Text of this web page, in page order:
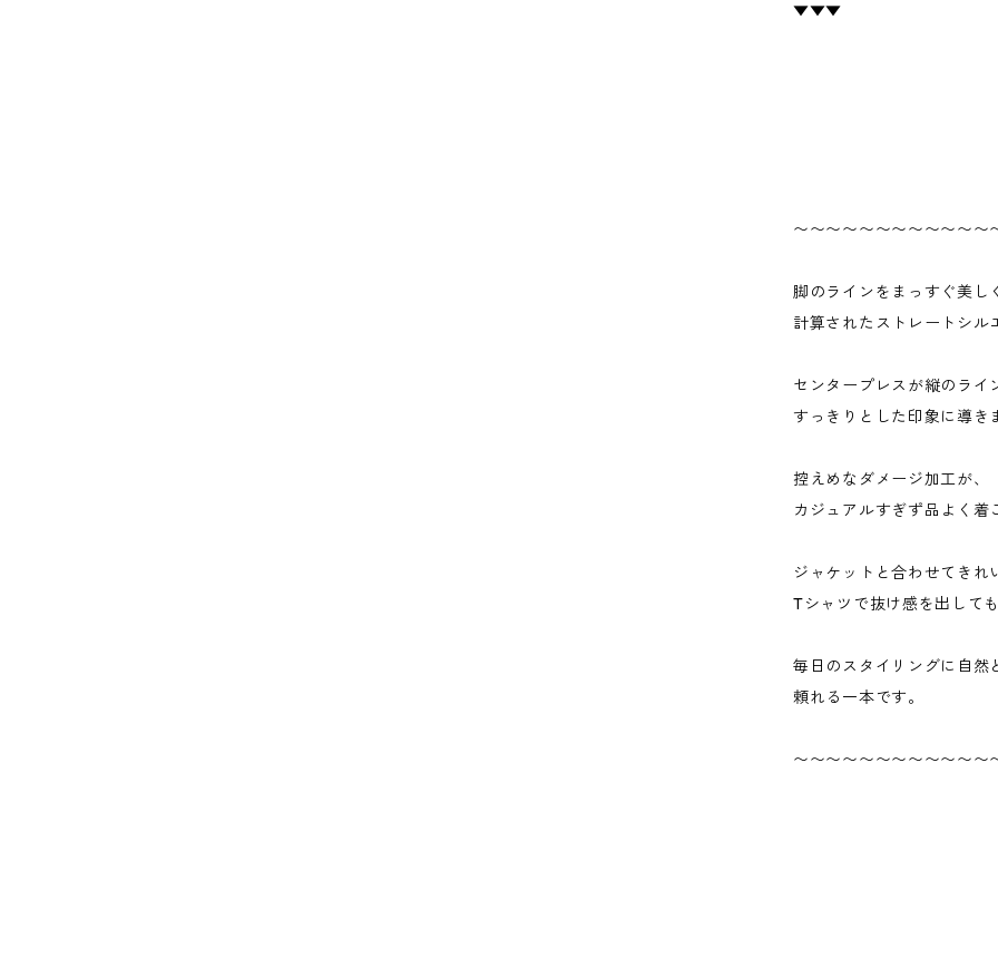
▼▼▼
〜〜〜〜〜〜〜〜〜〜〜〜
脚のラインをまっすぐ美し
計算されたストレートシル
センタープレスが縦のライ
すっきりとした印象に導き
控えめなダメージ加工が、
カジュアルすぎず品よく着
ジャケットと合わせてきれ
Tシャツで抜け感を出しても
毎日のスタイリングに自然
頼れる一本です。
〜〜〜〜〜〜〜〜〜〜〜〜